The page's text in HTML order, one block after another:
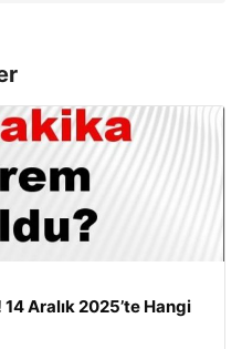
Aralık 2025’te Hangi